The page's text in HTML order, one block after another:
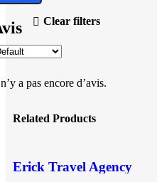
Clear filters
a pas encore d’avis.
Related Products
Quick view
Erick Travel Agency